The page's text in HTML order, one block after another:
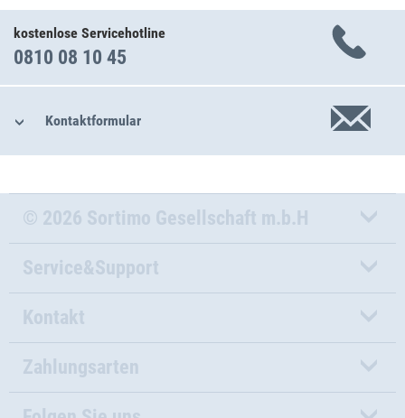
kostenlose Servicehotline
0810 08 10 45
Kontaktformular
© 2026 Sortimo Gesellschaft m.b.H
Service&Support
Kontakt
Zahlungsarten